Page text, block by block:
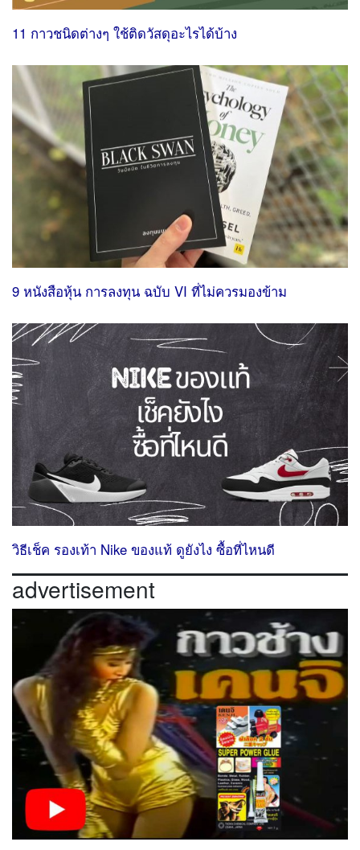
11 กาวชนิดต่างๆ ใช้ติดวัสดุอะไรได้บ้าง
9 หนังสือหุ้น การลงทุน ฉบับ VI ที่ไม่ควรมองข้าม
วิธีเช็ค รองเท้า Nike ของแท้ ดูยังไง ซื้อที่ไหนดี
advertisement